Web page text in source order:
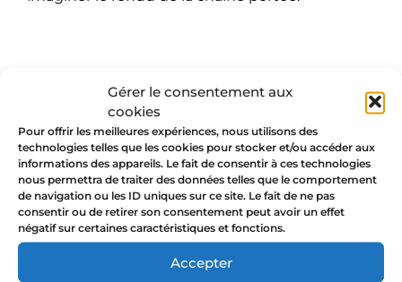
Gérer le consentement aux
cookies
Pour offrir les meilleures expériences, nous utilisons des
technologies telles que les cookies pour stocker et/ou accéder aux
informations des appareils. Le fait de consentir à ces technologies
nous permettra de traiter des données telles que le comportement
de navigation ou les ID uniques sur ce site. Le fait de ne pas
consentir ou de retirer son consentement peut avoir un effet
négatif sur certaines caractéristiques et fonctions.
Accepter
L'âme de La Jungle :
beauté et engagement
🔨 Fabrication artisanale,savoir-faire
ancestral traditionnel avec amour et
passion depuis 10 ans
🤲 Échelle humaine
🌍 Ateliers partenaires locaux(France